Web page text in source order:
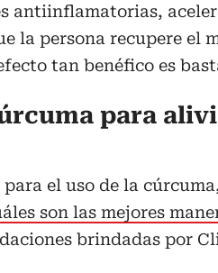
antiinflamatorias,
la persona recupere el
tan benéfico es
para
el uso de la
son las mejores
brindadas por